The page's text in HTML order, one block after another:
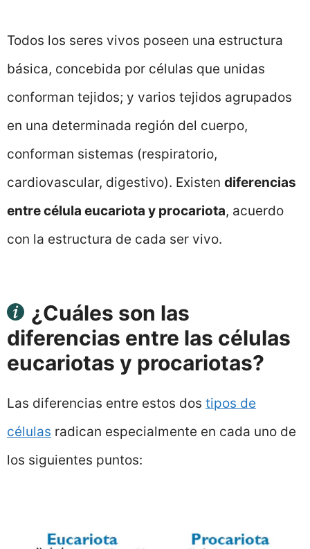
Todos los seres vivos poseen una estructura
básica, concebida por células que unidas
conforman tejidos; y varios tejidos agrupados
en una determinada región del cuerpo,
conforman sistemas (respiratorio,
cardiovascular, digestivo). Existen diferencias
entre célula eucariota y procariota, acuerdo
con la estructura de cada ser vivo.
¿Cuáles son las
diferencias entre las células
eucariotas y procariotas?
Las diferencias entre estos dos tipos de
células radican especialmente en cada uno de
los siguientes puntos: